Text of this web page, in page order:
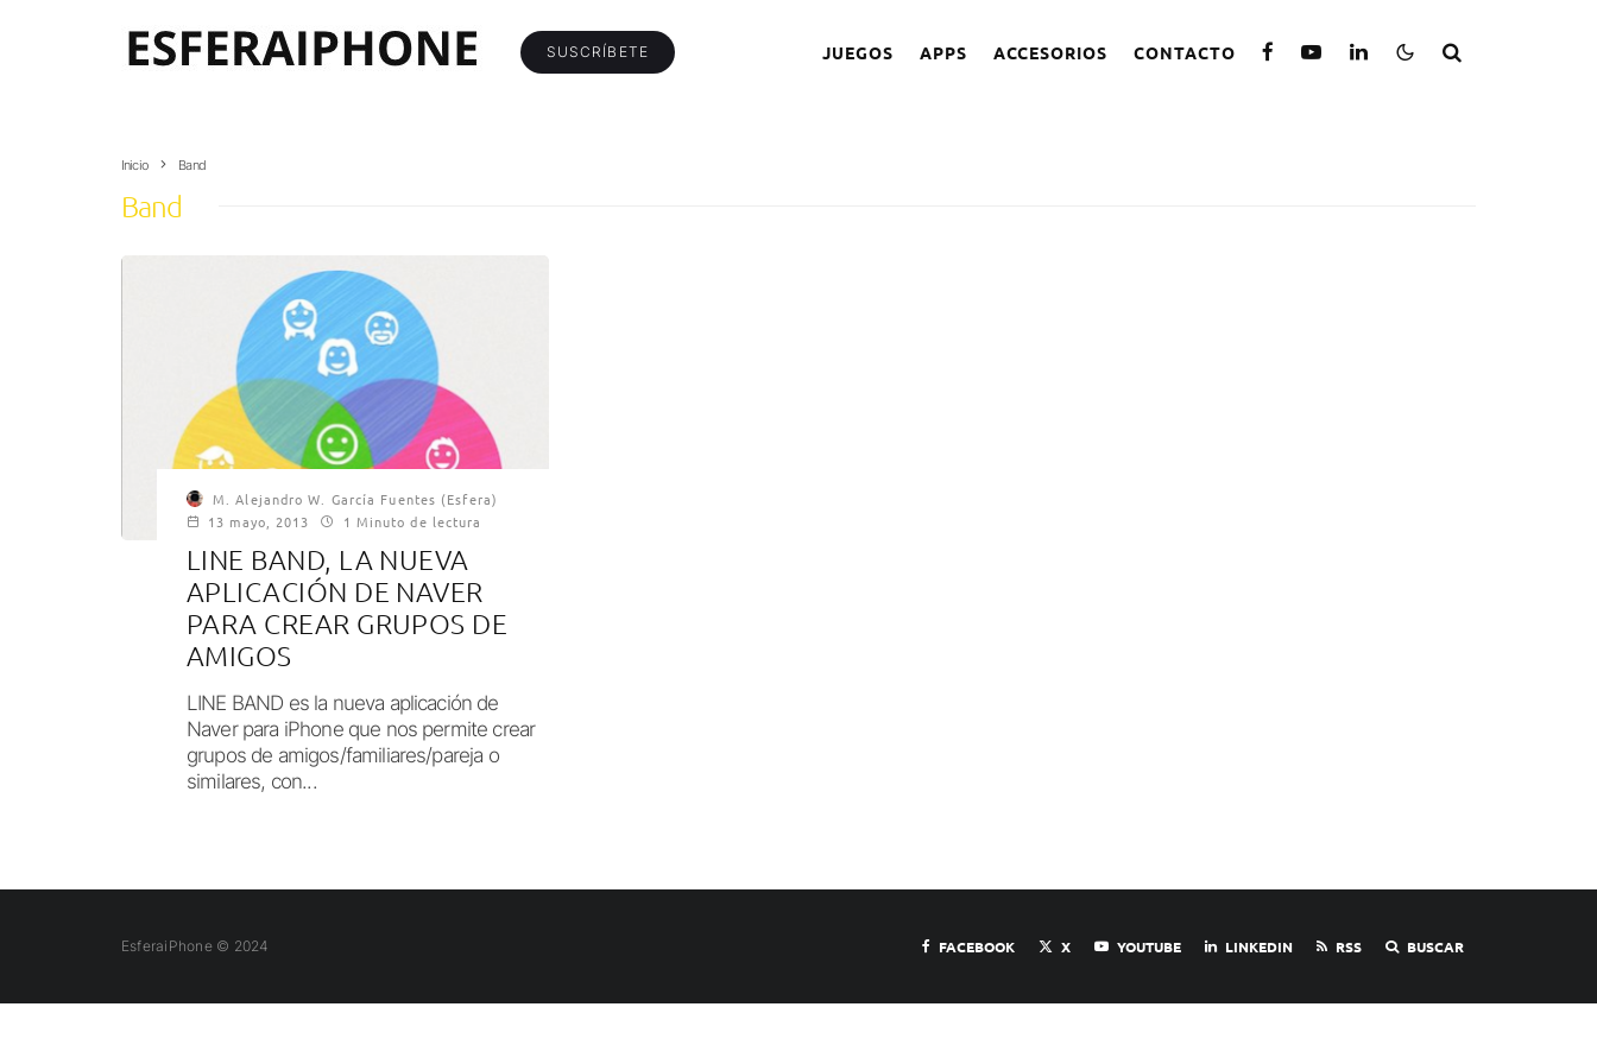
SUSCRÍBETE JUEGOS APPS ACCESORIOS CONTACTO
Inicio Band
Band
M. Alejandro W. García Fuentes (Esfera)
13 mayo, 2013
1 Minuto de lectura
LINE BAND, LA NUEVA
APLICACIÓN DE NAVER
PARA CREAR GRUPOS DE
AMIGOS
LINE BAND es la nueva aplicación de
Naver para iPhone que nos permite crear
grupos de amigos/familiares/pareja o
similares, con...
EsferaiPhone © 2024 FACEBOOK X YOUTUBE LINKEDIN RSS BUSCAR